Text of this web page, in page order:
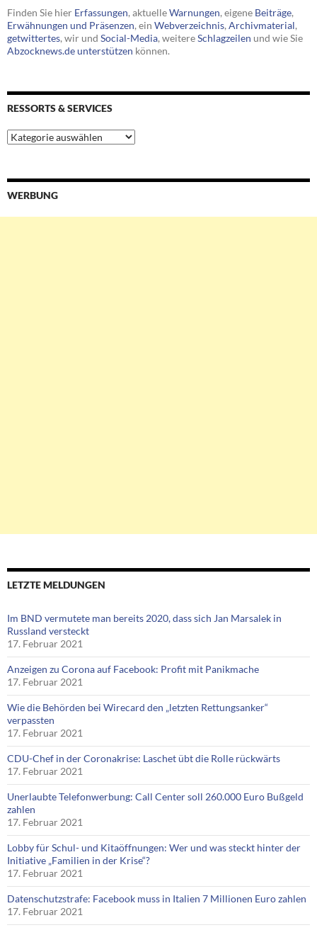
Finden Sie hier Erfassungen, aktuelleWarnungen, eigene Beiträge,
Erwähnungen und Präsenzen, ein Webverzeichnis, Archivmaterial,
getwittertes, wir und Social-Media, weitereSchlagzeilen und wie Sie
Abzocknews.de unterstützen können.
RESSORTS & SERVICES
Ressorts
&
WERBUNG
LETZTE MELDUNGEN
Im BND vermutete man bereits 2020, dass sich Jan Marsalek in
Russland versteckt
17. Februar 2021
Anzeigen zu Corona auf Facebook: Profit mit Panikmache
17. Februar 2021
Wie die Behörden bei Wirecard den „letzten Rettungsanker“
verpassten
17. Februar 2021
CDU-Chef in der Coronakrise: Laschet übt die Rolle rückwärts
17. Februar 2021
Unerlaubte Telefonwerbung: Call Center soll 260.000 Euro Bußgeld
zahlen
17. Februar 2021
Lobby für Schul- und Kitaöffnungen: Wer und was steckt hinter der
Initiative „Familien in der Krise“?
17. Februar 2021
Datenschutzstrafe: Facebook muss in Italien 7 Millionen Euro zahlen
17. Februar 2021